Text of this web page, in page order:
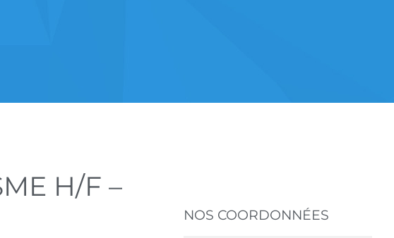
H/F –
NOS COORDONNÉES